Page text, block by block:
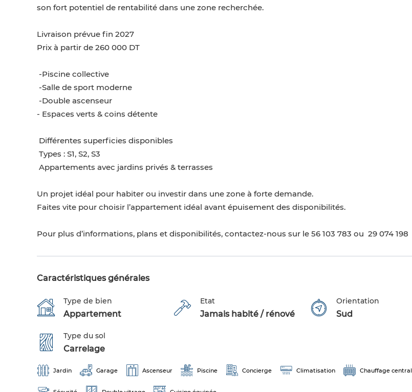
son fort potentiel de rentabilité dans une zone recherchée.
Livraison prévue fin 2027
Prix à partir de 260 000 DT
-Piscine collective
-Salle de sport moderne
-Double ascenseur
- Espaces verts & coins détente
Différentes superficies disponibles
Types : S1, S2, S3
Appartements avec jardins privés & terrasses
Un projet idéal pour habiter ou investir dans une zone à forte demande.
Faites vite pour choisir l’appartement idéal avant épuisement des disponibilités.
Pour plus d’informations, plans et disponibilités, contactez-nous sur le 56 103 783 ou 29 074 198
Caractéristiques générales
Type de bien
Appartement
Etat
Jamais habité / rénové
Orientation
Sud
Type du sol
Carrelage
Jardin Garage Ascenseur Piscine Concierge Climatisation Chauffage central